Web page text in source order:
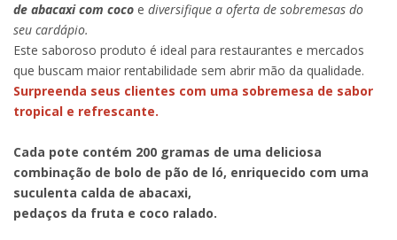
de abacaxi com coco e diversifique a oferta de sobremesas do
seu cardápio.
Este saboroso produto é ideal para restaurantes e mercados
que buscam maior rentabilidade sem abrir mão da qualidade.
Surpreenda seus clientes com uma sobremesa de sabor
tropical e refrescante.
Cada pote contém 200 gramas de uma deliciosa
combinação de bolo de pão de ló, enriquecido com uma
suculenta calda de abacaxi,
pedaços da fruta e coco ralado.